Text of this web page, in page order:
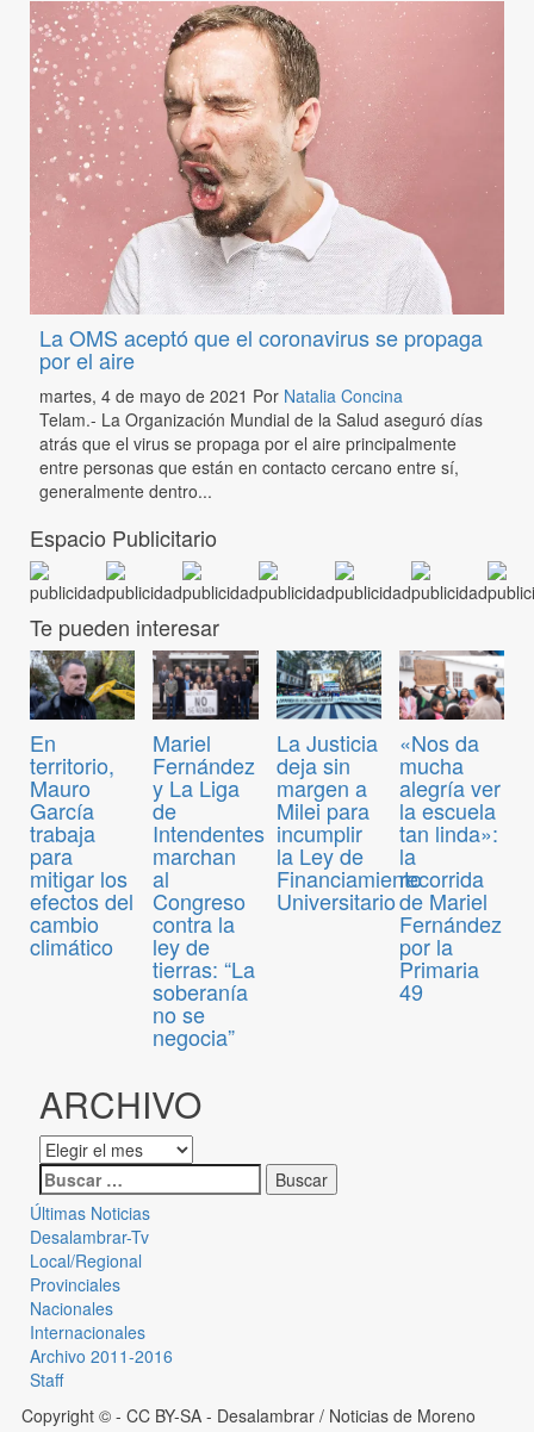
La OMS aceptó que el coronavirus se propaga
por el aire
martes, 4 de mayo de 2021 Por Natalia Concina
Telam.- La Organización Mundial de la Salud aseguró días
atrás que el virus se propaga por el aire principalmente
entre personas que están en contacto cercano entre sí,
generalmente dentro...
Espacio Publicitario
Te pueden interesar
En
territorio,
Mauro
García
trabaja
para
mitigar los
efectos del
cambio
climático
Mariel
Fernández
y La Liga
de
Intendentes
marchan
al
Congreso
contra la
ley de
tierras: “La
soberanía
no se
negocia”
La Justicia
deja sin
margen a
Milei para
incumplir
la Ley de
Financiamiento
Universitario
«Nos da
mucha
alegría ver
la escuela
tan linda»:
la
recorrida
de Mariel
Fernández
por la
Primaria
49
ARCHIVO
Últimas Noticias
Desalambrar-Tv
Local/Regional
Provinciales
Nacionales
Internacionales
Archivo 2011-2016
Staff
Copyright © - CC BY-SA - Desalambrar / Noticias de Moreno